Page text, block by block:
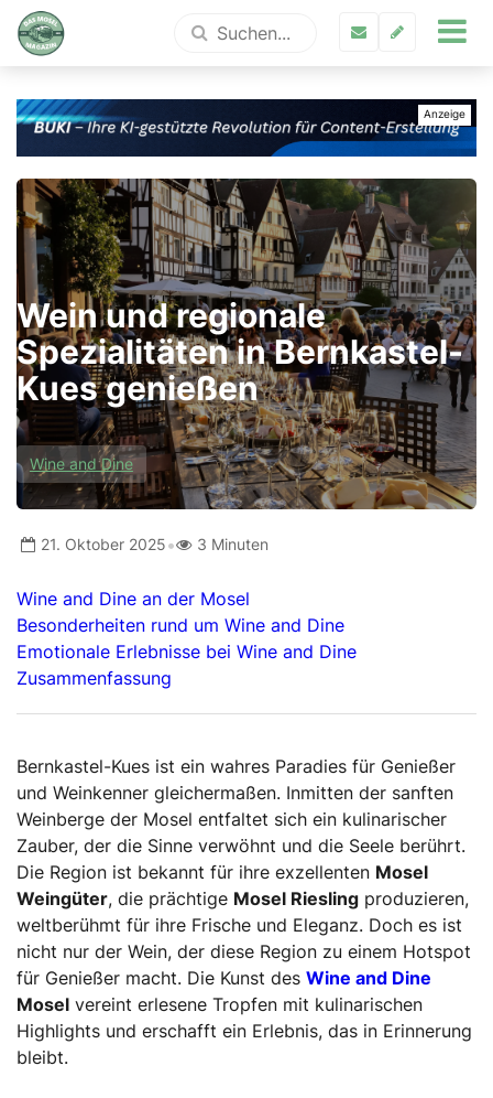
Wein und regionale
Spezialitäten in Bernkastel-
Kues genießen
Wine and Dine
21. Oktober 2025• 3 Minuten
Wine and Dine an der Mosel
Besonderheiten rund um Wine and Dine
Emotionale Erlebnisse bei Wine and Dine
Zusammenfassung
Bernkastel-Kues ist ein wahres Paradies für Genießer
und Weinkenner gleichermaßen. Inmitten der sanften
Weinberge der Mosel entfaltet sich ein kulinarischer
Zauber, der die Sinne verwöhnt und die Seele berührt.
Die Region ist bekannt für ihre exzellenten Mosel
Weingüter, die prächtige Mosel Riesling produzieren,
weltberühmt für ihre Frische und Eleganz. Doch es ist
nicht nur der Wein, der diese Region zu einem Hotspot
für Genießer macht. Die Kunst des Wine and Dine
Mosel vereint erlesene Tropfen mit kulinarischen
Highlights und erschafft ein Erlebnis, das in Erinnerung
bleibt.